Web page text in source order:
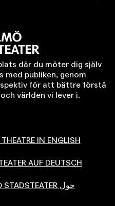
där du möter dig själv
med publiken, genom
för att bättre förstå
världen vi lever i.
IN ENGLISH
AUF DEUTSCH
حول MALMÖ STADSTEATER باللغة العربية